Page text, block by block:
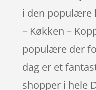
i den populære
– Køkken –
populære der
dag er et
shopper i hele